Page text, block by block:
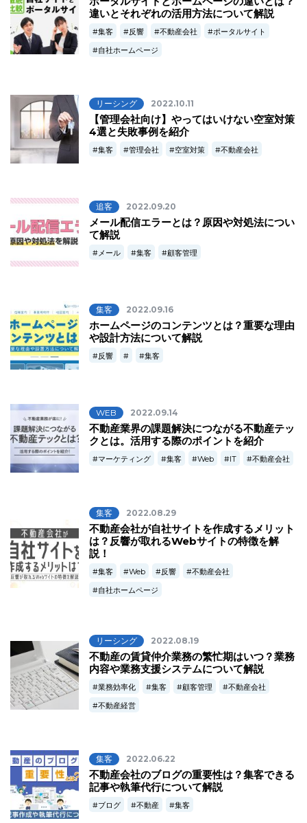
違いとそれぞれの活用方法について解説
集客 反響 不動産会社
ポータルサイト
自社ホームページ
リーシング 2022.10.11
【管理会社向け】やってはいけない空室対策
4選と失敗事例を紹介
集客 管理会社 空室対策 不動産会社
追客 2022.09.20
メール配信エラーとは？原因や対処法につい
て解説
メール 集客 顧客管理
集客 2022.09.16
ホームページのコンテンツとは？重要な理由
や設計方法について解説
反響 集客
WEB 2022.09.14
不動産業界の課題解決につながる不動産テッ
クとは。活用する際のポイントを紹介
マーケティング 集客 Web IT 不動産会社
集客 2022.08.29
不動産会社が自社サイトを作成するメリット
は？反響が取れるWebサイトの特徴を解
説！
集客 Web 反響
不動産会社
自社ホームページ
リーシング 2022.08.19
不動産の賃貸仲介業務の繁忙期はいつ？業務
内容や業務支援システムについて解説
業務効率化 集客 顧客管理
不動産会社
不動産経営
集客 2022.06.22
不動産会社のブログの重要性は？集客できる
記事や執筆代行について解説
ブログ 不動産 集客